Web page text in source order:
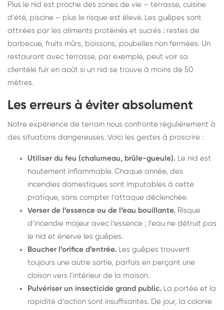
Plus le nid est proche des zones de vie – terrasse, cuisine
d’été, piscine – plus le risque est élevé. Les guêpes sont
attirées par les aliments protéinés et sucrés : restes de
barbecue, fruits mûrs, boissons, poubelles non fermées. Un
restaurant avec terrasse, par exemple, peut voir sa
clientèle fuir en août si un nid se trouve à moins de 50
mètres.
Les erreurs à éviter absolument
Notre expérience de terrain nous confronte régulièrement à
des situations dangereuses. Voici les gestes à proscrire :
Utiliser du feu (chalumeau, brûle-gueule). Le nid est
hautement inflammable. Chaque année, des
incendies domestiques sont imputables à cette
pratique, sans compter l’attaque déclenchée.
Verser de l’essence ou de l’eau bouillante. Risque
d’incendie majeur avec l’essence ; l’eau ne détruit pas
le nid et énerve les guêpes.
Boucher l’orifice d’entrée. Les guêpes trouvent
toujours une autre sortie, parfois en perçant une
cloison vers l’intérieur de la maison.
Pulvériser un insecticide grand public. La portée et la
rapidité d’action sont insuffisantes. De jour, la colonie